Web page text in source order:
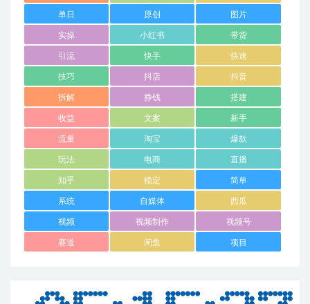
单日 原创 图片
实操 小红书 带货
引流 快手 快速
技巧 抖店 抖音
拆解 挣钱 搭建
收益 文案 新手
流量 淘宝 爆款
玩法 电商 直播
知乎 稳定 简单
系统 自媒体 西瓜
视频 视频制作 视频号
赛道 闲鱼 项目